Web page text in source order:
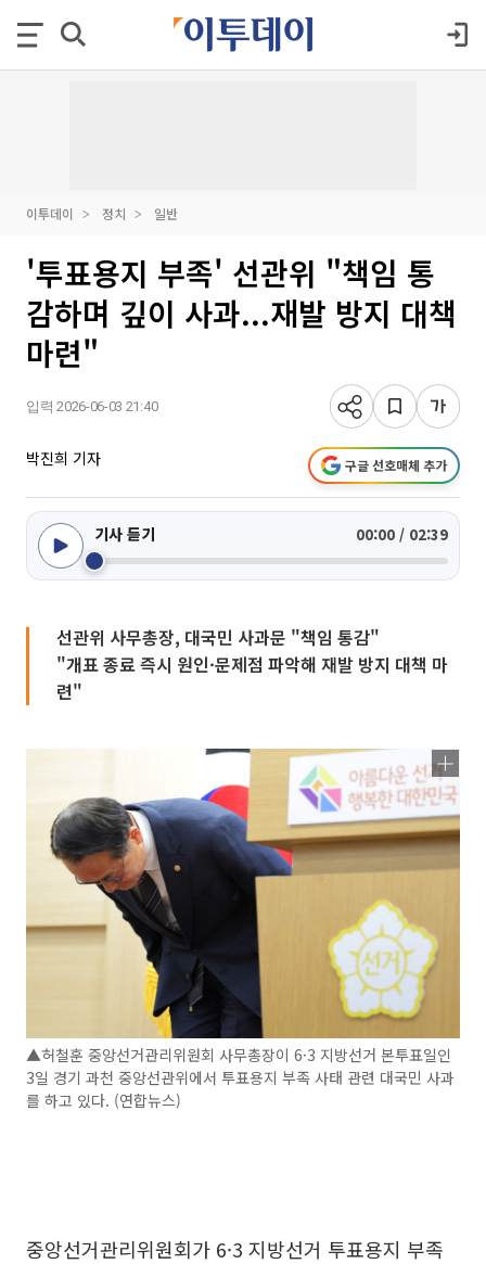
이투데이 정치 일반
'투표용지 부족' 선관위 "책임 통
감하며 깊이 사과...재발 방지 대책
마련"
입력 2026-06-03 21:40
박진희 기자 구글 선호매체 추가
기사 듣기 00:00 / 02:39
선관위 사무총장, 대국민 사과문 "책임 통감"
"개표 종료 즉시 원인·문제점 파악해 재발 방지 대책 마
련"
▲허철훈 중앙선거관리위원회 사무총장이 6·3 지방선거 본투표일인
3일 경기 과천 중앙선관위에서 투표용지 부족 사태 관련 대국민 사과
를 하고 있다. (연합뉴스)
중앙선거관리위원회가 6·3 지방선거 투표용지 부족